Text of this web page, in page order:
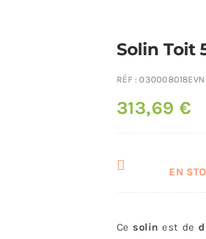
Solin Toit
RÉF :030008018EVN
313,69 €
EN
Ce solinest de